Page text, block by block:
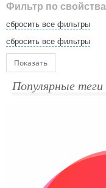
Фильтр по
сбросить все фильтры
сбросить все фильтры
Показать
Популярные теги